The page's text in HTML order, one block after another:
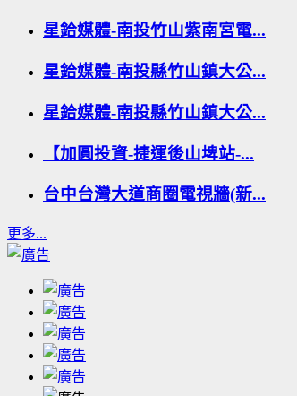
星鉿媒體-南投竹山紫南宮電...
星鉿媒體-南投縣竹山鎮大公...
星鉿媒體-南投縣竹山鎮大公...
【加圓投資-捷運後山埤站-...
台中台灣大道商圈電視牆(新...
更多...